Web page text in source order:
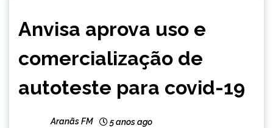
NOTÍCIAS
Anvisa aprova uso e
comercialização de
autoteste para covid-19
Aranãs FM 5 anos ago